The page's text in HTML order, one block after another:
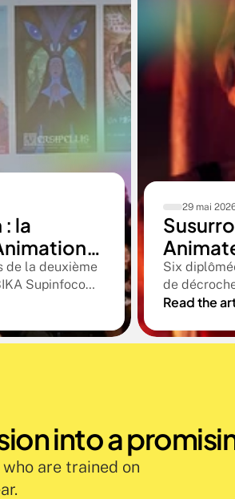
la
de fin
de la deuxième
Supinfocom.
et cinq
29 mai
Six
de
circuit
RUBIKA
Read the
into a
are trained on